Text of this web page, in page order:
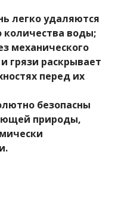
легко удаляются
воды;
механического
грязи раскрывает
перед их
безопасны
природы,